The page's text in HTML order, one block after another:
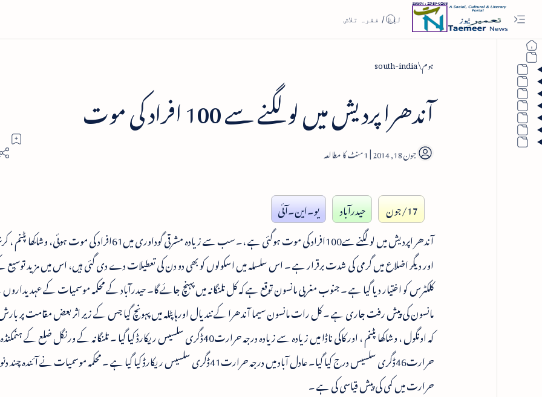
ہوم south-india
آندھرا پردیش میں لو لگنے سے 100 افراد کی موت
1
17/جون حیدرآباد
یو۔این۔آئی
آندھر اپردیش میں لو لگنے سے100افراد کی موت ہوگئی ہے ،۔ سب سے زیادہ مشرقی گوداوری میں61افراد کی
اور دیگر اضلاع میں گرمی کی شدت برقرار ہے ۔ اس سلسلہ میں اسکولوں کو بھی دو دن کی تعطیلات دے دی گئی ہیں، اس میں مزید
کلکٹرس کو اختیار دیا گیا ہے ۔ جنوب مغربی مانسون توقع ہے کہ کل تلنگانہ میں پہنچ جائے گا۔ حیدرآباد کے محکمہ موسمیات کے عہدیداروں
مانسون کی پیش رفت جاری ہے ۔ کل رات مانسون سیما آندھرا کے نندیال اورہاپٹلہ میں پہونچ گیا جس کے زیر اثر بعض مقامت پر
کہ اونگول ، وشاکھا پٹنم ، اور کاکی ناڈا میں زیادہ سے زیادہ درجہ حرارت40ڈگری سلسیس ریکارڈ کیا گیا ۔ تلنگانہ کے ورنگل
حرارت46ڈگری سلسیس درج کیا گیا۔ عادل آباد میں درجہ حرارت41ڈگری سلسیس ریکارڈ کیا گیا ہے ۔ محکمہ موسمیات نے
حرارت میں کمی کی پیش قیاسی کی ہے ۔